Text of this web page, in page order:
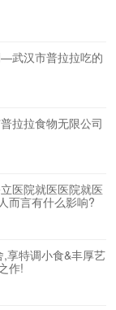
武汉市普拉拉吃的
拉拉食物无限公司
医院就医医院就医
而言有什么影响?
享特调小食&丰厚艺
作!